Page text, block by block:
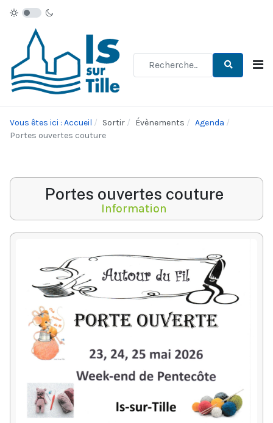
Vous êtes ici : Accueil Sortir Évènements
Agenda
Portes ouvertes couture
Portes ouvertes couture
Information